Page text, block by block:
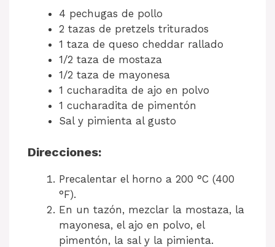
4 pechugas de pollo
2 tazas de pretzels triturados
1 taza de queso cheddar rallado
1/2 taza de mostaza
1/2 taza de mayonesa
1 cucharadita de ajo en polvo
1 cucharadita de pimentón
Sal y pimienta al gusto
Direcciones:
Precalentar el horno a 200 °C (400
°F).
En un tazón, mezclar la mostaza, la
mayonesa, el ajo en polvo, el
pimentón, la sal y la pimienta.